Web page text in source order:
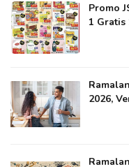
Promo
1
2026,